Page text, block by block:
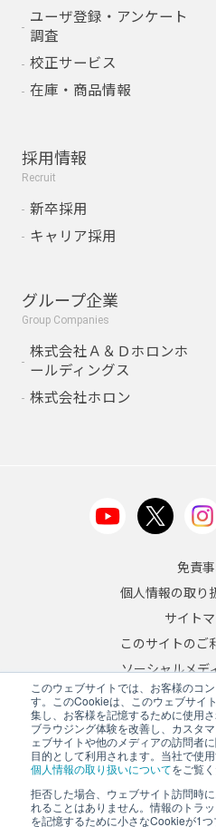
このウェブサイトでは、お客様のコ
す。このCookieは、このウェブサイ
集し、お客様を記憶するために使用
ブラウジング体験を改善し、カスタ
ェブサイトや他のメディアの訪問者
目的として利用されます。当社で使
個人情報の取り扱いについてをご覧く
拒否した場合、ウェブサイト訪問時
れることはありません。情報のトラ
を記憶するために小さなCookieが1つ
ユーザ登録・アンケート
調査
校正サービス
在庫・商品情報
採用情報
Recruit
新卒採用
キャリア採用
グループ企業
Group Companies
株式会社Ａ＆Ｄホロンホ
ールディングス
株式会社ホロン
免責
個人情報の取り
サイト
このサイトのご
ソーシャルメデ
反社会的勢力へ
JA/
Copyright © 2026